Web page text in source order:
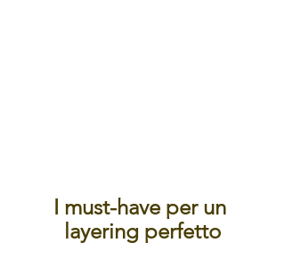
I must-have per un
layering perfetto